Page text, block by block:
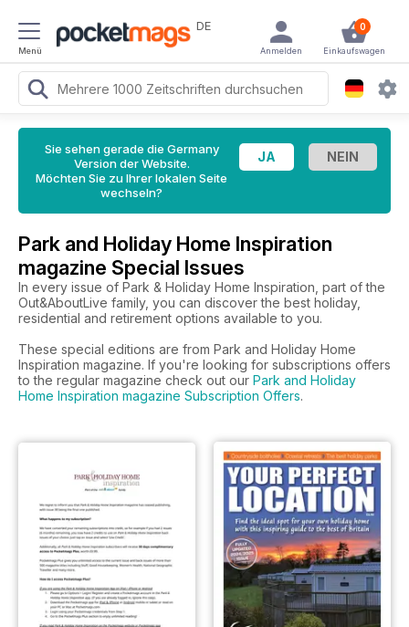
Menü
DE 0
Einkaufswagen
Anmelden
Sie sehen gerade die Germany
Version der Website.
Möchten Sie zu Ihrer lokalen Seite
wechseln?
Park and Holiday Home Inspiration
magazine Special Issues
In every issue of Park & Holiday Home Inspiration, part of the
Out&AboutLive family, you can discover the best holiday,
residential and retirement options available to you.
These special editions are from Park and Holiday Home
Inspiration magazine. If you're looking for subscriptions offers
to the regular magazine check out our Park and Holiday
Home Inspiration magazine Subscription Offers.